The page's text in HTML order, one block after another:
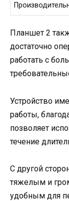
Планшет 2
достаточно
работать с
Устройство
работы,
позволяет
течение
С другой
тяжелым и
удобным для